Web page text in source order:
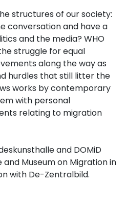
structures of our society:
conversation and have a
and the media? WHO
struggle for equal
along the way as
hurdles that still litter the
works by contemporary
with personal
relating to migration
and DOMiD
Museum on Migration in
with De-Zentralbild.